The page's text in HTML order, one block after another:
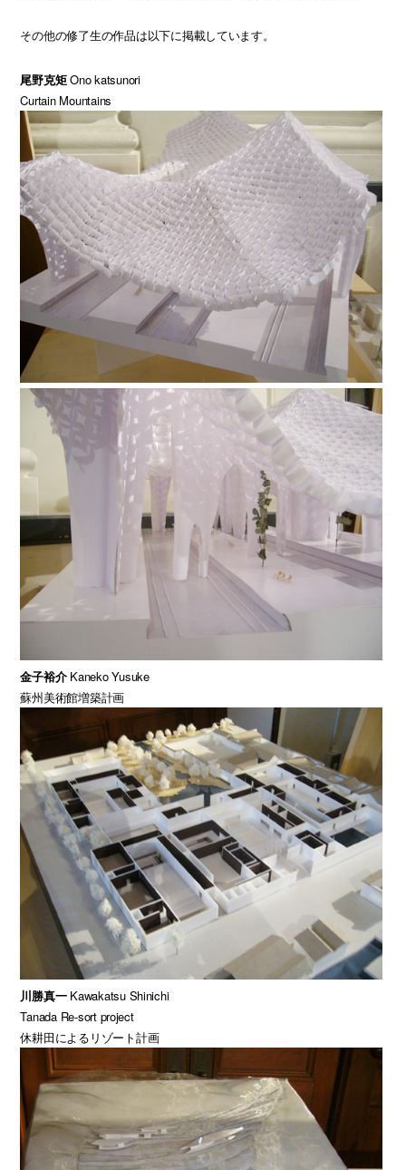
その他の修了生の作品は以下に掲載しています。
尾野克矩Ono katsunori
Curtain Mountains
金子裕介Kaneko Yusuke
蘇州美術館増築計画
川勝真一Kawakatsu Shinichi
Tanada Re-sort project
休耕田によるリゾート計画